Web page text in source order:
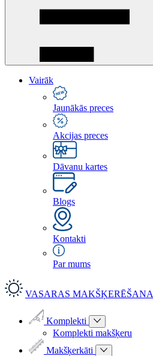
Vairāk
Jaunākās preces
Akcijas preces
Dāvanu kartes
Blogs
Kontakti
Par mums
VASARAS MAKŠĶERĒŠANA
Komplekti
Komplekti makšķeru
Makšķerkāti